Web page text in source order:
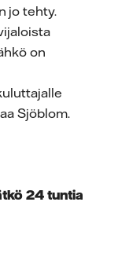
jo tehty.
on
Sjöblom.
24 tuntia